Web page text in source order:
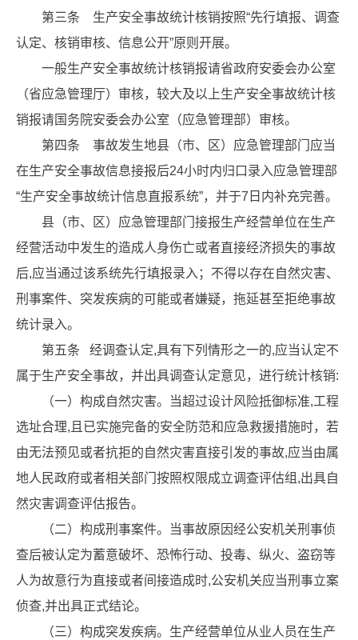
第三条 生产安全事故统计核销按照“先行填报、调查
认定、核销审核、信息公开”原则开展。
一般生产安全事故统计核销报请省政府安委会办公室
（省应急管理厅）审核，较大及以上生产安全事故统计核
销报请国务院安委会办公室（应急管理部）审核。
第四条 事故发生地县（市、区）应急管理部门应当
在生产安全事故信息接报后24小时内归口录入应急管理部
“生产安全事故统计信息直报系统”，并于7日内补充完善。
县（市、区）应急管理部门接报生产经营单位在生产
经营活动中发生的造成人身伤亡或者直接经济损失的事故
后,应当通过该系统先行填报录入；不得以存在自然灾害、
刑事案件、突发疾病的可能或者嫌疑，拖延甚至拒绝事故
统计录入。
第五条 经调查认定,具有下列情形之一的,应当认定不
属于生产安全事故，并出具调查认定意见，进行统计核销:
（一）构成自然灾害。当超过设计风险抵御标准,工程
选址合理,且已实施完备的安全防范和应急救援措施时，若
由无法预见或者抗拒的自然灾害直接引发的事故,应当由属
地人民政府或者相关部门按照权限成立调查评估组,出具自
然灾害调查评估报告。
（二）构成刑事案件。当事故原因经公安机关刑事侦
查后被认定为蓄意破坏、恐怖行动、投毒、纵火、盗窃等
人为故意行为直接或者间接造成时,公安机关应当刑事立案
侦查,并出具正式结论。
（三）构成突发疾病。生产经营单位从业人员在生产